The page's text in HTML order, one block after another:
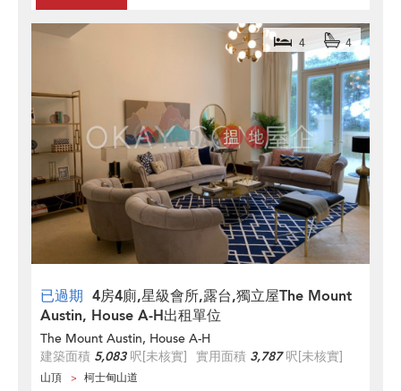
已過期 4房4廁,星級會所,露台,獨立屋The Mount
Austin, House A-H出租單位
4 4
The Mount Austin, House A-H
建築面積 5,083呎[未核實] 實用面積 3,787呎[未核實]
山頂 柯士甸山道